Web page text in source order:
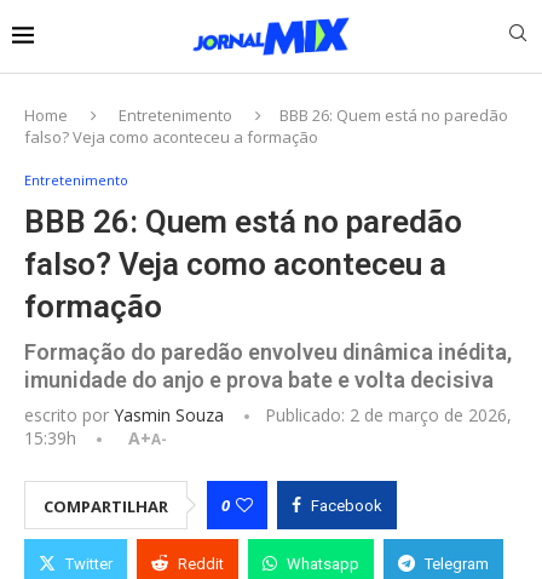
Home Entretenimento
BBB 26: Quem está no paredão
falso? Veja como aconteceu a formação
Entretenimento
BBB 26: Quem está no paredão
falso? Veja como aconteceu a
formação
Formação do paredão envolveu dinâmica inédita,
imunidade do anjo e prova bate e volta decisiva
escrito por Yasmin Souza Publicado: 2 de março de 2026,
15:39h
A+A-
COMPARTILHAR 0 Facebook
Twitter Reddit Whatsapp Telegram